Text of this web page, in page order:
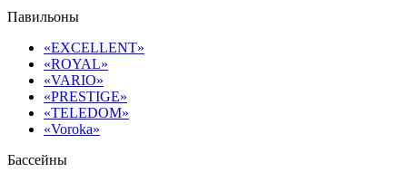
Павильоны
«EXCELLENT»
«ROYAL»
«VARIO»
«PRESTIGE»
«TELEDOM»
«Voroka»
Бассейны